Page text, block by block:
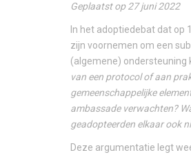
Geplaatst op 27 juni 2022
In het adoptiedebat dat op
zijn voornemen om een
(algemene) ondersteuning
van een protocol of aan
gemeenschappelijke
ambassade verwachten?
geadopteerden elkaar ook
Deze argumentatie legt